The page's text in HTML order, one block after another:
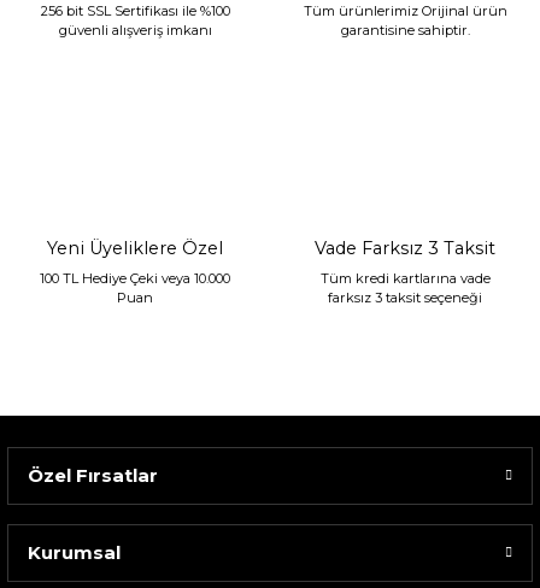
256 bit SSL Sertifikası ile %100
güvenli alışveriş imkanı
Tüm ürünlerimiz Orijinal ürün
garantisine sahiptir.
Yeni Üyeliklere Özel
100 TL Hediye Çeki veya 10.000
Puan
Vade Farksız 3 Taksit
Tüm kredi kartlarına vade
farksız 3 taksit seçeneği
Özel Fırsatlar
Kurumsal